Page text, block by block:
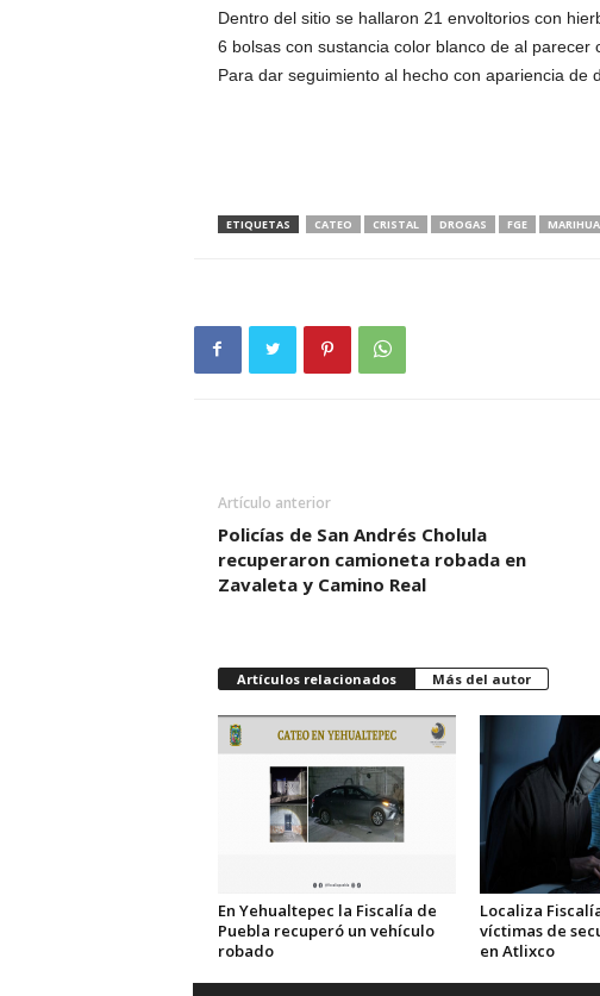
Dentro del sitio se hallaron 21 envoltorios con
6 bolsas con sustancia color blanco de al parecer
Para dar seguimiento al hecho con apariencia de
ETIQUETAS CATEO CRISTAL DROGAS FGE
Artículo anterior
Policías de San Andrés Cholula
recuperaron camioneta robada en
Zavaleta y Camino Real
Artículos relacionados Más del autor
En Yehualtepec la Fiscalía de
Puebla recuperó un vehículo
robado
Localiza
víctimas de
en Atlixco